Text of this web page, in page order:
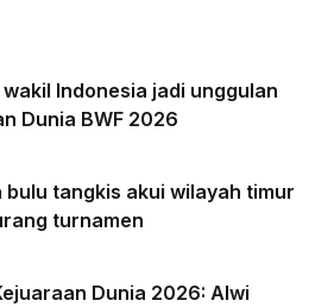
Indonesia jadi unggulan
Dunia BWF 2026
bulu tangkis akui wilayah timur
turnamen
Dunia 2026: Alwi